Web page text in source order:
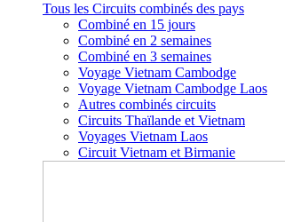
Tous les Circuits combinés des pays
Combiné en 15 jours
Combiné en 2 semaines
Combiné en 3 semaines
Voyage Vietnam Cambodge
Voyage Vietnam Cambodge Laos
Autres combinés circuits
Circuits Thaïlande et Vietnam
Voyages Vietnam Laos
Circuit Vietnam et Birmanie